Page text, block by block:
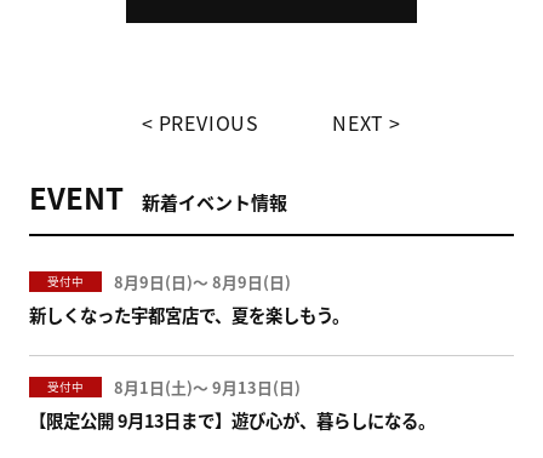
PREVIOUS NEXT
EVENT 新着イベント情報
受付中 8月9日( )〜 8月9日( )
新しくなった宇都宮店で、夏を楽しもう。
受付中 8月1日( )〜 9月13日( )
【限定公開 9月13日まで】遊び心が、暮らしになる。